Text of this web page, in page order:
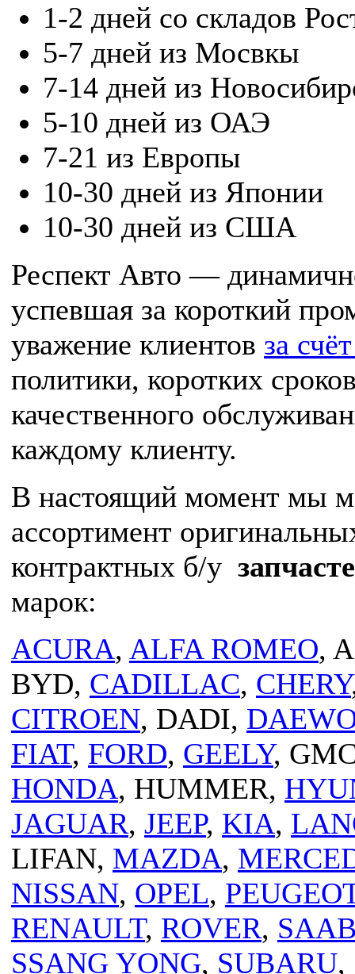
1-2 дней со складов
5-7 дней из Мосвкы
7-14 дней из
5-10 дней из ОАЭ
7-21 из Европы
10-30 дней из Японии
10-30 дней из США
Респект Авто —
успевшая за короткий
уважение клиентов за
политики, коротких
качественного
каждому клиенту.
В настоящий момент мы
ассортимент
контрактных б/у
марок:
ACURA, ALFA ROMEO,
BYD, CADILLAC, CHERY
CITROEN, DADI,
FIAT, FORD, GEELY,
HONDA, HUMMER,
JAGUAR, JEEP, KIA,
LIFAN, MAZDA,
NISSAN, OPEL,
RENAULT, ROVER,
SSANG YONG, SUBARU,